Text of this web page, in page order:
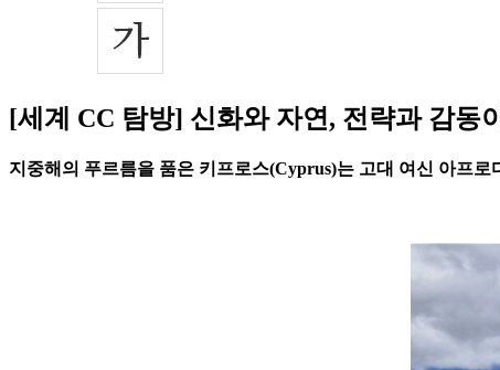
[세계 CC 탐방] 신화와 자연, 전략과 감동
지중해의 푸르름을 품은 키프로스(Cyprus)는 고대 여신 아프